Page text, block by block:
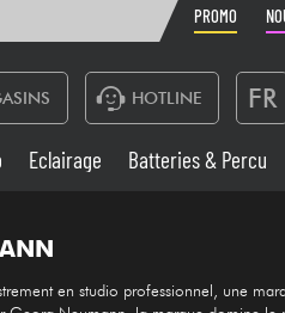
PROMO
HOTLINE FR
Belgique
Deutschland
Casques
Eclairage
Batteries & Percu
en studio professionnel, une